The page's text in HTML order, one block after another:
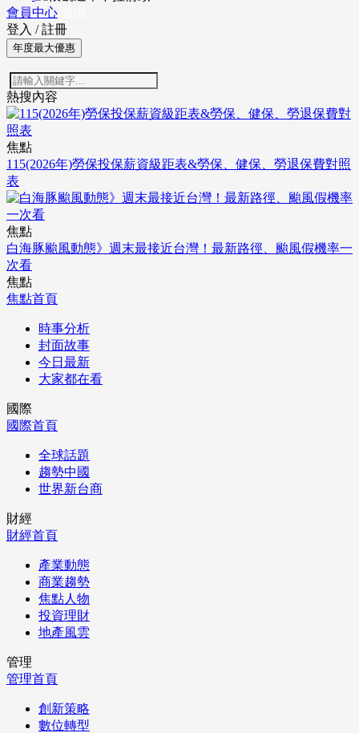
會員中心
登入 / 註冊
年度最大優惠
熱搜內容
焦點
115(2026年)勞保投保薪資級距表&勞保、健保、勞退保費對照
表
焦點
白海豚颱風動態》週末最接近台灣！最新路徑、颱風假機率一
次看
焦點
焦點首頁
時事分析
封面故事
今日最新
大家都在看
國際
國際首頁
全球話題
趨勢中國
世界新台商
財經
財經首頁
產業動態
商業趨勢
焦點人物
投資理財
地產風雲
管理
管理首頁
創新策略
數位轉型